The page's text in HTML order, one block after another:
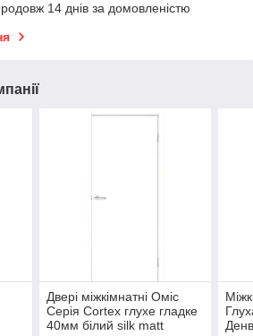
14 днів за домовленістю
Двері міжкімнатні Оміс
Серія Cortex глухе гладке
40мм білий silk matt